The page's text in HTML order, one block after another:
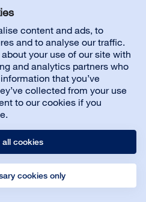
content and ads, to
and to analyse our traffic.
your use of our site with
and analytics partners who
that you’ve
collected from your use
to our cookies if you
all cookies
cookies only